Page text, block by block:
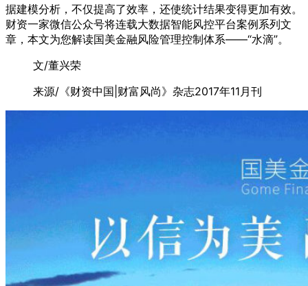
据建模分析，不仅提高了效率，还使统计结果变得更加有效。
财资一家微信公众号将连载大数据智能风控平台案例系列文
章，本文为您解读国美金融风险管理控制体系——“水滴”。
文/董兴荣
来源/《财资中国|财富风尚》杂志2017年11月刊